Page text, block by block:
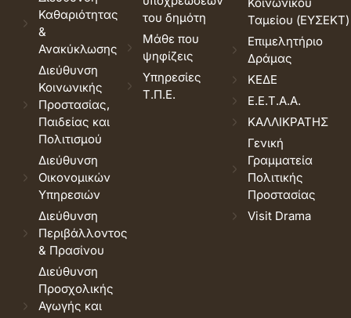
Καθαριότητας
&
Ανακύκλωσης
Διεύθυνση
Κοινωνικής
Προστασίας,
Παιδείας και
Πολιτισμού
Διεύθυνση
Οικονομικών
Υπηρεσιών
Διεύθυνση
Περιβάλλοντος
& Πρασίνου
Διεύθυνση
Προσχολικής
Αγωγής και
του δημότη
Μάθε που
ψηφίζεις
Υπηρεσίες
Τ.Π.Ε.
Ταμείου (ΕΥΣΕΚΤ)
Επιμελητήριο
Δράμας
ΚΕΔΕ
Ε.Ε.Τ.Α.Α.
ΚΑΛΛΙΚΡΑΤΗΣ
Γενική
Γραμματεία
Πολιτικής
Προστασίας
Visit Drama